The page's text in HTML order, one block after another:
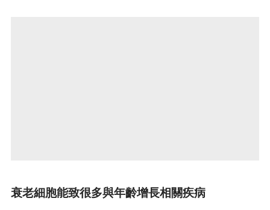
衰老細胞能致很多與年齡增長相關疾病